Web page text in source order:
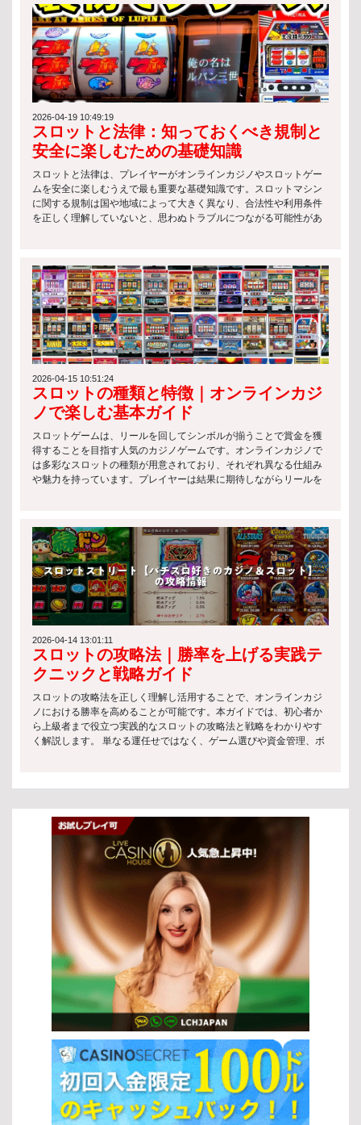
2026-04-19 10:49:19
スロットと法律：知っておくべき規制と
安全に楽しむための基礎知識
スロットと法律は、プレイヤーがオンラインカジノやスロットゲー
ムを安全に楽しむうえで最も重要な基礎知識です。スロットマシン
に関する規制は国や地域によって大きく異なり、合法性や利用条件
を正しく理解していないと、思わぬトラブルにつながる可能性があ
律上のポイントです： スロットマシンの運営には、各国の規制当局
によるライセンス取得が必要 違法に設置・提供されているスロット
の利用には罰則が科される場合がある 年齢制限や本人確認など、プ
レイヤー保護のためのルールが設けられている このようにスロット
と法律は密接に関係しており、単なる娯楽ではなく「ルールを理解
した上で楽しむゲーム」であることを意識することが重要です。 ス
ロットゲームの種類 クラシックスロット クラシックスロットは、最
もシンプルな構造を持つ伝統的なスロットゲームです。主に3リール
構成で、初心者でも理解しやすいのが特徴です。 主な特徴は以下の
通りです： シンプルなルールで直感的にプレイ可能 フルーツやBAR
などの基本シンボルが中心 配当は控えめだが、リスクも低い スロッ
トと法律の観点から見ても、こうした基本的なスロットは長年にわ
たり規制対象として安定的に運用されています。 ビデオスロット ビ
デオスロットは、現代的なグラフィックやアニメーションを活用し
た人気の高いタイプです。エンターテインメント性が非常に高く、
の観点では、これらのゲームもライセンス管理のもとで提供される
必要があり、公正性の確保が重視されています。 プログレッシブジ
ャックポットスロット プログレッシブジャックポットスロットは、
プレイヤーのベットが蓄積されて巨大な賞金プールを形成するタイ
プです。一攫千金のチャンスがある一方で、リスクも高いのが特徴
です。 主な特徴： プレイごとにジャックポットが増加 複数のプレ
イヤーで賞金が共有される仕組み 高リスク・高リターンのゲーム性
スロットと法律の枠組みでは、こうした高額賞金型ゲームは特に厳
格な監督のもとで運営されることが一般的です。 日本のスロットマ
シンの規制 法律による制約 スロットと法律の観点から見ると、日本
では以下のような制約が設けられています： スロットマシンは原則
として特定の施設でのみ利用可能 賭博行為は法律で禁止されてお
り、例外的に認められた環境のみ合法 運営には厳格な基準と行政の
監督が必要 このように、日本ではスロットと法律が密接に結びつい
ており、自由なプレイ環境は限定されています。 許可されたカジノ
アクセス制限 スロットと法律では、未成年者保護も重要な要素で
す。 多くの施設で18歳または20歳未満の入場が禁止 入場時には厳
格な本人確認が実施される ギャンブル依存防止のための啓発活動も
行われている このような仕組みにより、スロットと法律は安全性と
社会的責任を両立させています。 スロットゲームのプレイ方法 基本
的なプレイ手順 スロットゲームの基本的な流れは非常にシンプルで
す。以下の手順で進めます： 好みのスロットマシンを選択する ベッ
ト金額を設定する 「スピン」ボタンを押してリールを回す 結果に応
じて配当を受け取る この基本操作を理解することで、スロットと法
律の安全な環境の中で安心してプレイを始めることができます。
2026-04-15 10:51:24
スロットの種類と特徴｜オンラインカジ
ノで楽しむ基本ガイド
スロットゲームは、リールを回してシンボルが揃うことで賞金を獲
得することを目指す人気のカジノゲームです。オンラインカジノで
は多彩なスロットの種類が用意されており、それぞれ異なる仕組み
や魅力を持っています。プレイヤーは結果に期待しながらリールを
タイルに合ったスロットを選ぶことで、より満足度の高いゲーム体
験が可能になります。ここでは代表的なスロットの種類について解
説します。 クラシックスロット クラシックスロットは、伝統的な3
リール構成を採用したシンプルなスロットの種類です。操作が分か
りやすく、ルールも簡単なため、初心者に最適です。レトロなデザ
インやシンプルな配当システムが特徴で、気軽に楽しめます。 ビデ
オスロット ビデオスロットは、現代のオンラインカジノで最も人気
のあるスロットの種類です。5リール以上を採用し、美しいグラフィ
ックスやアニメーション、ストーリー性が魅力です。ボーナス機能
も豊富で、プレイヤーを飽きさせない設計になっています。 プログ
レッシブスロット プログレッシブスロットは、ジャックポットがプ
レイヤーのベットによって増加し続けるスロットの種類です。一度
の当選で非常に高額な賞金を獲得できる可能性があり、多くのプレ
イヤーに人気があります。夢のある一攫千金を狙いたい方におすす
めです。 スロットの遊び方 ベットの設定 スロットをプレイする際
ット: 自分で金額を調整できる柔軟な設定が可能です。 スピンの開
始 ベットを設定した後は、リールを回してゲームを進めます。ほと
んどのスロットの種類では、直感的な操作で簡単にスピンを開始で
きます。 スピンボタン: ボタンを押すことでリールが回転し、結果
が表示されます。 オートプレイ: 一定回数自動でスピンを行う機能
で、効率よくプレイできます。 ボーナス機能の活用 多くのスロット
の種類には、ゲームをより有利に進めるためのボーナス機能が搭載
されています。これらを理解して活用することで、獲得できる報酬
を増やすチャンスが広がります。 フリースピン: 無料でスピンでき
る機能で、追加の勝利チャンスを得られます。 マルチプライヤー:
配当を倍増させる機能で、高額当選を狙えます。 ボーナスラウンド:
特別なゲームモードで、通常よりも大きな報酬が期待できます。 こ
れらの基本操作と機能を理解することで、さまざまなスロットの種
類をより深く楽しむことができるでしょう。自分のスタイルに合っ
たプレイ方法を見つけて、効率よくゲームを進めてください。 人気
のスロットゲーム 代表的なゲームタイトル 特に人気の高いスロット
ゲームには、以下のようなタイトルがあります。 スターライトプリ
ンセス：幻想的な世界観と高いボーナス性能が魅力のスロットの種
類です。 フルーツパーティー：シンプルで分かりやすく、初心者に
もおすすめのスロットです。 バトルオブザグッズ：戦士や冒険をテ
ーマにした、演出が豊富なスロットとして人気があります。 ゲーム
2026-04-14 13:01:11
スロットの攻略法｜勝率を上げる実践テ
クニックと戦略ガイド
スロットの攻略法を正しく理解し活用することで、オンラインカジ
ノにおける勝率を高めることが可能です。本ガイドでは、初心者か
ら上級者まで役立つ実践的なスロットの攻略法と戦略をわかりやす
く解説します。 単なる運任せではなく、ゲーム選びや資金管理、ボ
は、プレイヤーがレバーやボタンを操作して回転するリール上のシ
ンボルを揃えることを目的としたカジノゲームです。シンプルなル
ールと運の要素が特徴ですが、スロットの攻略法を理解すること
で、より効率的なプレイを目指すことができます。初心者でも始め
やすく、多くのプレイヤーに親しまれています。 スロットゲームの
種類 スロットにはさまざまな種類があり、それぞれ異なる特徴を持
っています。スロットの攻略法を実践するためには、これらの違い
を理解することが重要です。 クラシックスロット：伝統的な3リー
ル形式で、シンプルなゲーム性が特徴 ビデオスロット：5リール以
上で多彩な演出やボーナス機能を搭載 プログレッシブジャックポッ
ト：プレイごとに賞金が増加し、大きな当たりが狙える 3Dスロッ
ト：高品質なグラフィックと没入感のある演出が魅力 オンラインス
ロットとランドカジノの違い オンラインスロットとランドカジノに
は、それぞれ異なるメリットがあります。スロットの攻略法を活か
すには、自分に合った環境を選ぶことも重要です。 特徴 オンライン
スロット ランドカジノ アクセス いつでもどこでもプレイ可能 特定
の場所でプレイ ボーナス 豊富な特典やプロモーション 基本的に特
典は少ない 環境 自宅など快適な環境 リアルなカジノ体験 スロット
の攻略法を正しく理解し、ゲームの種類やプレイ環境を選択するこ
とで、自分に最適なスタイルで楽しみながら勝率向上を目指すこと
ができます。 スロットの人気の理由 簡単なプレイ方法 スロットは